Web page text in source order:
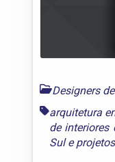
Designers
arquitetura
de interiores
Sule